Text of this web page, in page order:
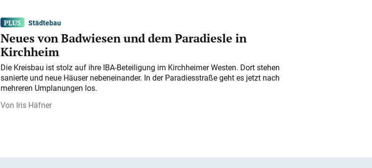
Städtebau
Neues von Badwiesen und dem Paradiesle in
Kirchheim
Die Kreisbau ist stolz auf ihre IBA-Beteiligung im Kirchheimer Westen. Dort stehen
sanierte und neue Häuser nebeneinander. In der Paradiesstraße geht es jetzt nach
mehreren Umplanungen los.
Iris Häfner